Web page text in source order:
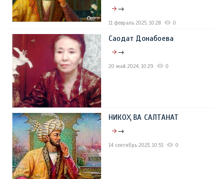
→
11 февраль 2025, 10:28 0
Саодат Донабоева
→
20 май 2024, 10:29 0
НИКОҲ ВА САЛТАНАТ
→
14 сентябрь 2023, 10:55 0